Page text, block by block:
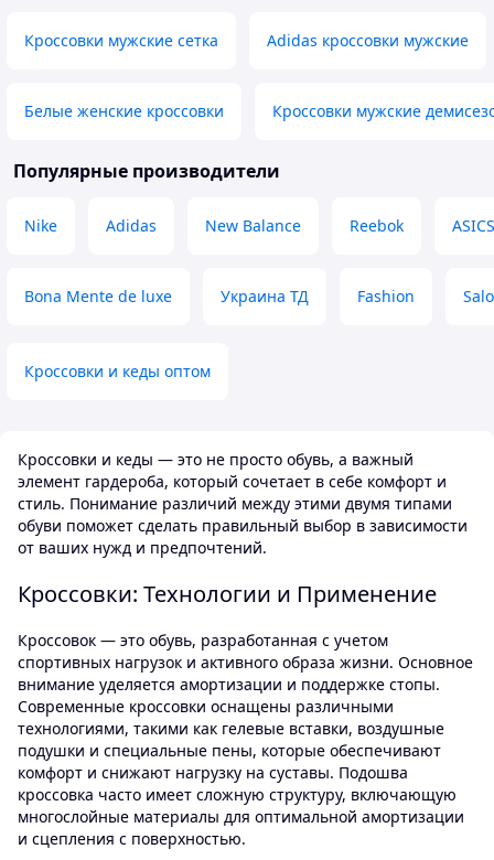
Кроссовки и кеды — это не просто обувь, а важный
элемент гардероба, который сочетает в себе комфорт и
стиль. Понимание различий между этими двумя типами
обуви поможет сделать правильный выбор в зависимости
от ваших нужд и предпочтений.
Кроссовки: Технологии и Применение
Кроссовок — это обувь, разработанная с учетом
спортивных нагрузок и активного образа жизни. Основное
внимание уделяется амортизации и поддержке стопы.
Современные кроссовки оснащены различными
технологиями, такими как гелевые вставки, воздушные
подушки и специальные пены, которые обеспечивают
комфорт и снижают нагрузку на суставы. Подошва
кроссовка часто имеет сложную структуру, включающую
многослойные материалы для оптимальной амортизации
и сцепления с поверхностью.
для повседневного использования.
И опять же просят ортопедическую
Преимущества
Ну нога не потеет . Климат для ноги
сейчас ранним утром 4 тепла а
Недостатки
довольно таки коротким. И
ганню натирания. В моем случае
ходьбе. Но тут сугубо личное
впечатление.
Але то мабуть
реалі трохи
слизько, навіть
Дуже теплі
Кроссовки мужские сетка Adidas кроссовки мужские
Белые женские кроссовки Кроссовки мужские
Популярные производители
Nike Adidas New Balance Reebok ASICS
Bona Mente de luxe Украина ТД Fashion
Кроссовки и кеды оптом